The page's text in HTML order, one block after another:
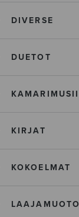
DIVERSE
DUETOT
KIRJAT
KOKOELMAT